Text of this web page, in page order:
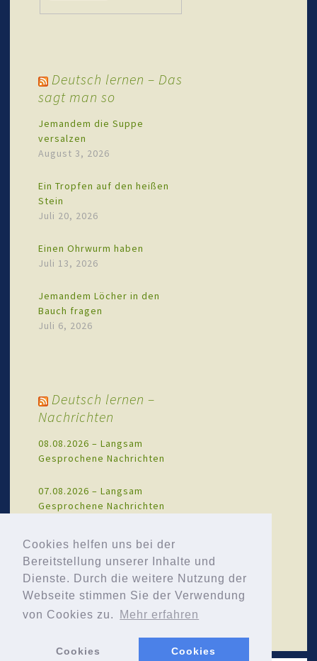
Cookies helfen uns bei der
Bereitstellung unserer Inhalte und
Dienste. Durch die weitere Nutzung der
Webseite stimmen Sie der Verwendung
von Cookies zu.
Mehr erfahren
Cookies Cookies
Deutsch lernen – Das
sagt man so
Jemandem die Suppe
versalzen
August 3, 2026
Ein Tropfen auf den heißen
Stein
Juli 20, 2026
Einen Ohrwurm haben
Juli 13, 2026
Jemandem Löcher in den
Bauch fragen
Juli 6, 2026
Deutsch lernen –
Nachrichten
08.08.2026 – Langsam
Gesprochene Nachrichten
07.08.2026 – Langsam
Gesprochene Nachrichten
06.08.2026 – Langsam
05.08.2026 – Langsam
Gesprochene Nachrichten